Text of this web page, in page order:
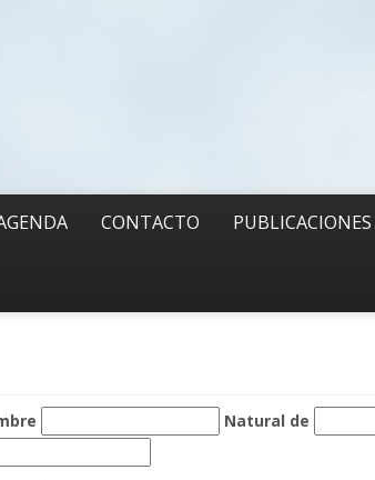
CONTACTO PUBLICACIONES
Natural de